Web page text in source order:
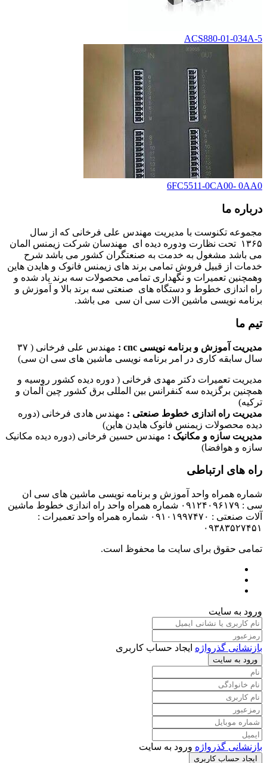
ACS880-01-034A-5
6FC5511-0CA00- 0AA0
درباره ما
مجموعه تکنوست با مدیریت مهندس علی فرخانی که از سال
۱۳۶۵ تحت نظارت ودوره دیده ای مهندسان شرکت زیمنس المان
می باشد مشغول به خدمت به صنعتگران کشور می باشد شرح
خدمات از قبیل فروش تمامی برند های زیمنس فانوک و هایدن هاین
وهمچنین تعمیرات و نگهداری تمامی محصولات سه برند یاد شده و
راه اندازی خطوط و دستگاه های صنعتی سه برند بالا و آموزش و
برنامه نویسی ماشین الات سی ان سی می باشد.
تیم ما
مدیریت آموزش و برنامه نویسی cnc :
مهندس علی فرخانی ( ۳۷
سال سابقه کاری در امر برنامه نویسی ماشین های سی ان سی)
مدیریت تعمیرات دکتر مهدی فرخانی ( دوره دیده کشور روسیه و
همچنین برگزیده سه کنفرانس بین المللی برق کشور چین آلمان و
ترکیه)
مدیریت راه اندازی خطوط صنعتی : مهندس هادی فرخانی (دوره
دیده محصولات زیمنس فانوک هایدن هاین)
مدیریت سازه و مکانیک : مهندس حسین فرخانی (دوره دیده مکانیک
سازه و هوافضا)
راه های ارتباطی
شماره همراه واحد آموزش و برنامه نویسی ماشین های سی ان
سی : ۰۹۱۲۴۰۹۶۱۷۹ شماره همراه واحد راه اندازی خطوط ماشین
آلات صنعتی : ۰۹۱۰۱۹۹۷۴۷۰ شماره همراه واحد تعمیرات :
۰۹۳۸۳۵۲۷۴۵۱
تمامی حقوق برای سایت ما محفوظ است.
ورود به سایت
بازنشانی گذرواژه ایجاد حساب کاربری
ورود به سایت
بازنشانی گذرواژه ورود به سایت
ایجاد حساب کاربری